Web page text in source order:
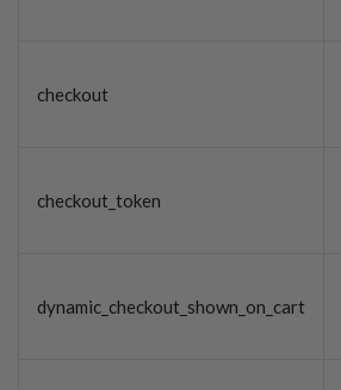
checkout
checkout_token
dynamic_checkout_shown_on_cart